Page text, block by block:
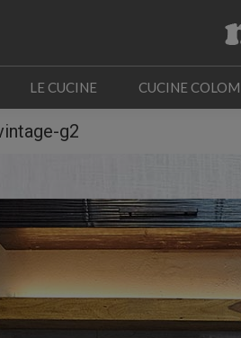
LE CUCINE CUCINE
g2
CUCINE